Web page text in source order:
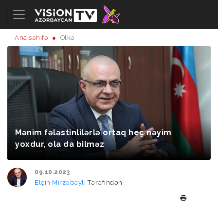
Ana səhifə Ölkə
Mənim fələstinlilərlə ortaq heç nəyim
yoxdur, ola da bilməz
09.10.2023
Elçin MirzəbəyliTərəfindən